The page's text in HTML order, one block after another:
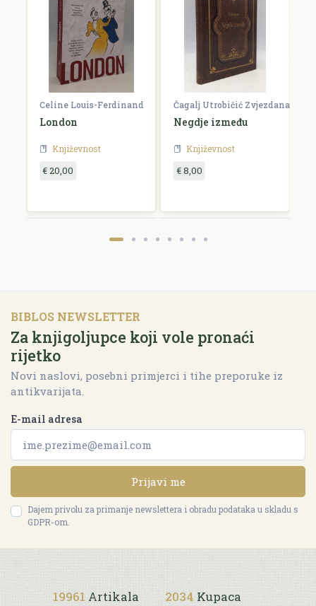
Celine Louis-Ferdinand
London
Književnost
€ 20,00
Čagalj Utrobičić Zvjezdana
Negdje između
Književnost
€ 8,00
BIBLOS NEWSLETTER
Za knjigoljupce koji vole pronaći
rijetko
Novi naslovi, posebni primjerci i tihe preporuke iz
antikvarijata.
E-mail adresa
Prijavi me
Dajem privolu za primanje newslettera i obradu podataka u skladu s
GDPR-om.
19961 Artikala 2034 Kupaca